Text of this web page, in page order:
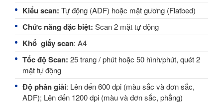
Kiểu scan: Tự động (ADF) hoặc mặt gương (Flatbed)
Chức năng đặc biệt: Scan 2 mặt tự động
Khổ giấy scan: A4
Tốc độ Scan: 25 trang / phút hoặc 50 hình/phút, quét 2
mặt tự động
Độ phân giải: Lên đến 600 dpi (màu sắc và đơn sắc,
ADF); Lên đến 1200 dpi (màu và đơn sắc, phẳng)